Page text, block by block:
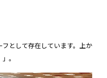
として存在しています。上か
。